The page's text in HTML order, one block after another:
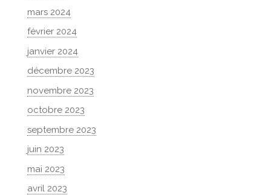
mars 2024
février 2024
janvier 2024
décembre 2023
novembre 2023
octobre 2023
septembre 2023
juin 2023
mai 2023
avril 2023